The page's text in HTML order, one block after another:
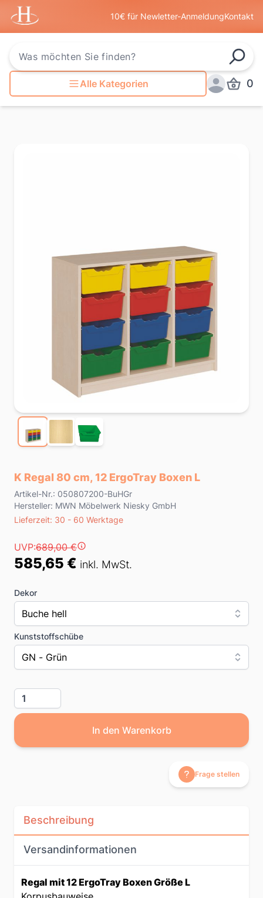
Startseite
10€ für Newletter-AnmeldungKontakt
Alle Kategorien
0
K Regal 80 cm, 12 ErgoTray Boxen L
Product information
Artikel-Nr.: 050807200-BuHGr
Hersteller: MWN Möbelwerk Niesky GmbH
Lieferzeit
Lieferzeit: 30 - 60 Werktage
Preis
UVP:689,00 €
585,65 € inkl. MwSt.
Dekor
Buche hell
Kunststoffschübe
GN - Grün
Menge
In den Warenkorb
Frage stellen
Beschreibung
Versandinformationen
Regal mit 12 ErgoTray Boxen Größe L